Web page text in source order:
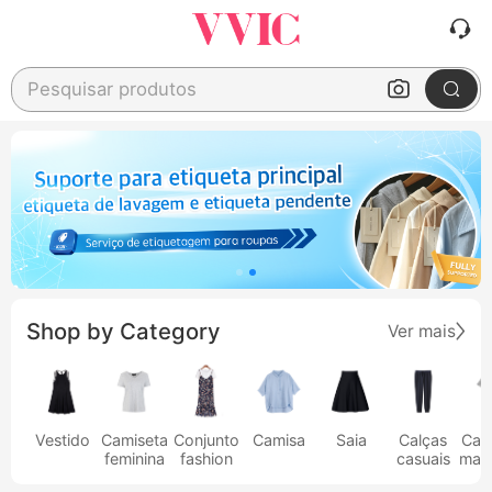
Pesquisar produtos
Shop by Category Ver mais
Vestido
Camiseta
feminina
Conjunto
fashion
Camisa Saia
Calças
casuais